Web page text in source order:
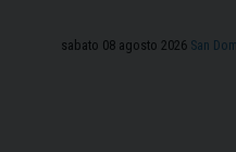
sabato 08 agosto 2026 San